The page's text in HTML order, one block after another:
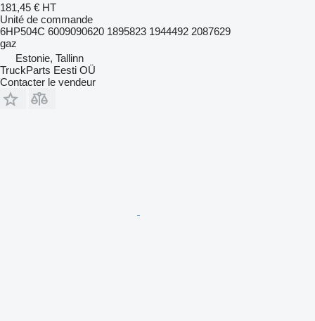
181,45 € HT
Unité de commande
6HP504C 6009090620 1895823 1944492 2087629
gaz
Estonie, Tallinn
TruckParts Eesti OÜ
Contacter le vendeur